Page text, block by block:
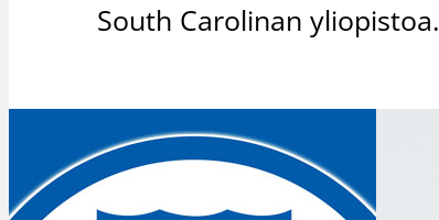
South Carolinan yliopistoa.